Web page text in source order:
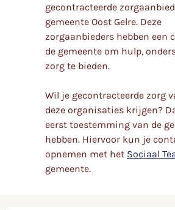
gecontracteerde
gemeente Oost Gelre. Deze
zorgaanbieders hebben een
de gemeente om hulp,
zorg te bieden.
Wil je gecontracteerde zorg
deze organisaties krijgen?
eerst toestemming van de
hebben. Hiervoor kun je
opnemen met het Sociaal
gemeente.